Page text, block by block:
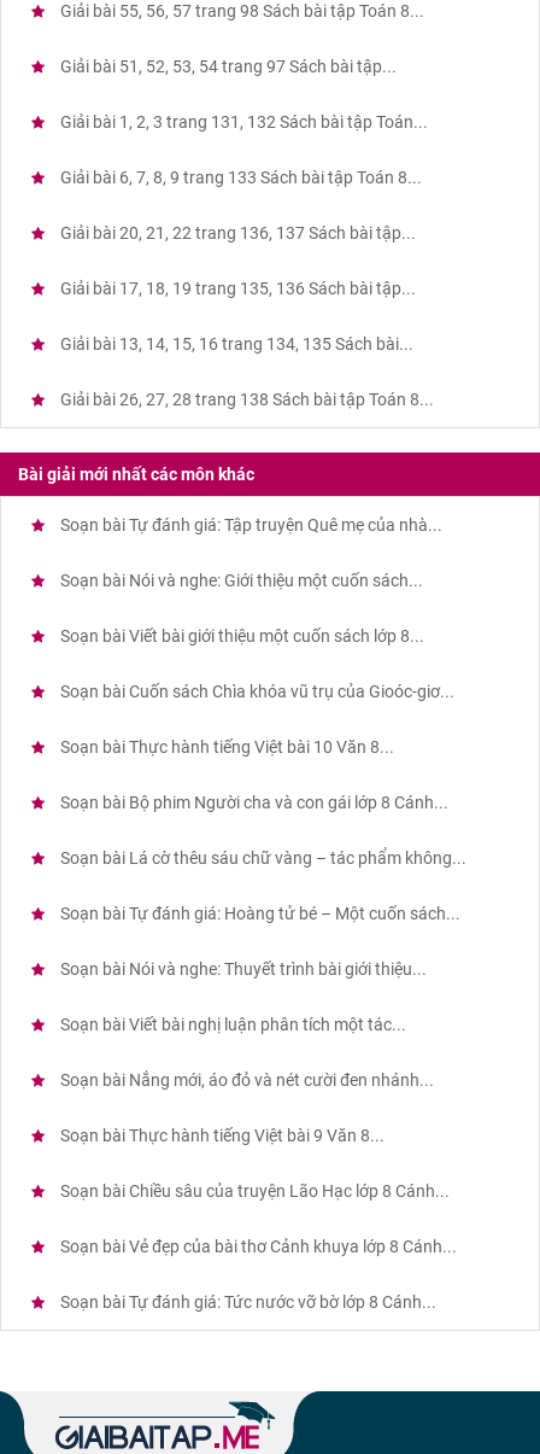
Giải bài 55, 56, 57 trang 98 Sách bài tập Toán 8...
Giải bài 51, 52, 53, 54 trang 97 Sách bài tập...
Giải bài 1, 2, 3 trang 131, 132 Sách bài tập Toán...
Giải bài 6, 7, 8, 9 trang 133 Sách bài tập Toán 8...
Giải bài 20, 21, 22 trang 136, 137 Sách bài tập...
Giải bài 17, 18, 19 trang 135, 136 Sách bài tập...
Giải bài 13, 14, 15, 16 trang 134, 135 Sách bài...
Giải bài 26, 27, 28 trang 138 Sách bài tập Toán 8...
Bài giải mới nhất các môn khác
Soạn bài Tự đánh giá: Tập truyện Quê mẹ của nhà...
Soạn bài Nói và nghe: Giới thiệu một cuốn sách...
Soạn bài Viết bài giới thiệu một cuốn sách lớp 8...
Soạn bài Cuốn sách Chìa khóa vũ trụ của Gioóc-giơ...
Soạn bài Thực hành tiếng Việt bài 10 Văn 8...
Soạn bài Bộ phim Người cha và con gái lớp 8 Cánh...
Soạn bài Lá cờ thêu sáu chữ vàng – tác phẩm không...
Soạn bài Tự đánh giá: Hoàng tử bé – Một cuốn sách...
Soạn bài Nói và nghe: Thuyết trình bài giới thiệu...
Soạn bài Viết bài nghị luận phân tích một tác...
Soạn bài Nắng mới, áo đỏ và nét cười đen nhánh...
Soạn bài Thực hành tiếng Việt bài 9 Văn 8...
Soạn bài Chiều sâu của truyện Lão Hạc lớp 8 Cánh...
Soạn bài Vẻ đẹp của bài thơ Cảnh khuya lớp 8 Cánh...
Soạn bài Tự đánh giá: Tức nước vỡ bờ lớp 8 Cánh...